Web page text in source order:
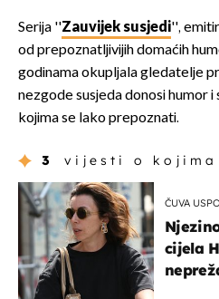
Serija ''Zauvijek susjedi'',
od prepoznatljivijih domaćih
godinama okupljala gledatelje
nezgode susjeda donosi humor
kojima se lako prepoznati.
3 vijesti o kojima
ČUVA
cijela